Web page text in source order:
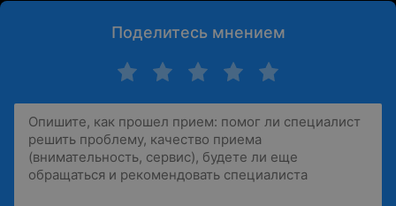
Поделитесь мнением